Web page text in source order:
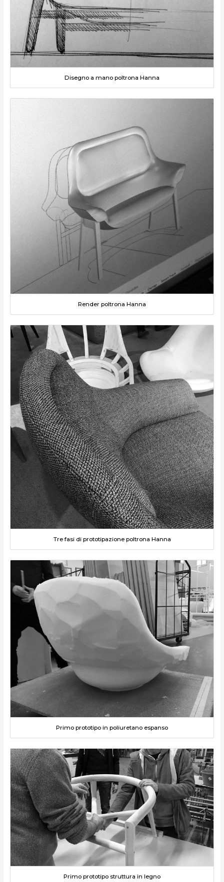
Disegno a mano poltrona Hanna
Render poltrona Hanna
Tre fasi di prototipazione poltrona Hanna
Primo prototipo in poliuretano espanso
Primo prototipo struttura in legno